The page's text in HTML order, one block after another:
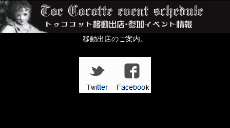
移動出店のご案内。